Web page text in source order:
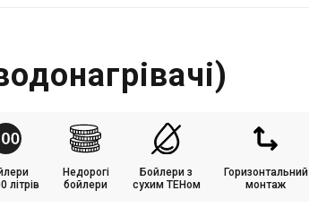
літрів
Недорогі
бойлери
Бойлери з
сухим ТЕНом
Горизонтальний
монтаж